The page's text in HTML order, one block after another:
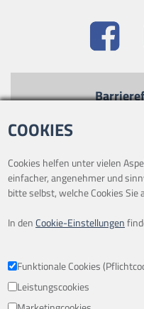
COOKIES
Cookies helfen unter vielen
einfacher, angenehmer und
bitte selbst, welche Cookies Sie
In denCookie-Einstellungen
Funktionale Cookies
Leistungscookies
Text vergrößern
ÖFFNUNGSZEITEN
Mo. - Fr.: 09.00 - 18.00
Sa: 09.00 – 16.00 Uhr